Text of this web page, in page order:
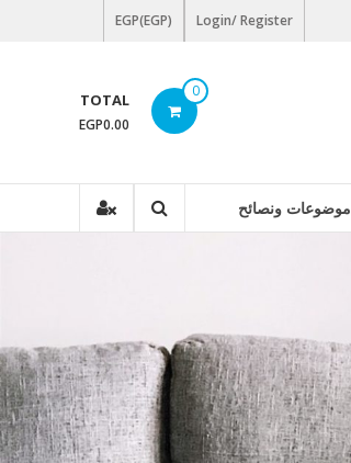
Login/ Register
EGP(EGP)
0
TOTAL
EGP0.00
موضوعات ونصائح